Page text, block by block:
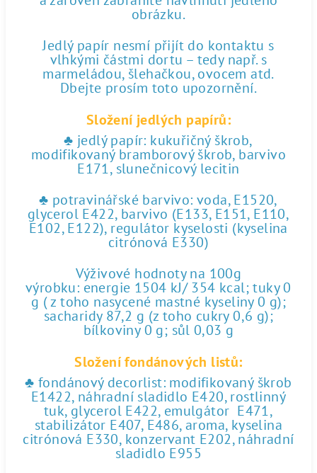
obrázku.
Jedlý papír nesmí přijít do kontaktu s
vlhkými částmi dortu – tedy např. s
marmeládou, šlehačkou, ovocem atd.
Dbejte prosím toto upozornění.
Složení jedlých papírů:
♣ jedlý papír: kukuřičný škrob,
modifikovaný bramborový škrob, barvivo
E171, slunečnicový lecitin
♣ potravinářské barvivo: voda, E1520,
glycerol E422, barvivo (E133, E151, E110,
E102, E122), regulátor kyselosti (kyselina
citrónová E330)
Výživové hodnoty na 100g
výrobku: energie 1504 kJ/ 354 kcal; tuky 0
g ( z toho nasycené mastné kyseliny 0 g);
sacharidy 87,2 g (z toho cukry 0,6 g);
bílkoviny 0 g; sůl 0,03 g
Složení fondánových listů:
♣ fondánový decorlist: modifikovaný škrob
E1422, náhradní sladidlo E420, rostlinný
tuk, glycerol E422, emulgátor E471,
stabilizátor E407, E486, aroma, kyselina
citrónová E330, konzervant E202, náhradní
sladidlo E955